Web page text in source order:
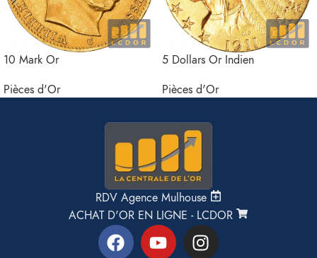
10 Mark Or
Pièces d'Or
5 Dollars Or Indien
Pièces d'Or
RDV Agence Mulhouse
ACHAT D'OR EN LIGNE - LCDOR